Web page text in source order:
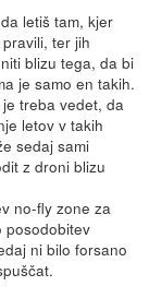
letiš tam, kjer
ter jih
blizu tega, da bi
je samo en takih.
treba vedet, da
letov v takih
sedaj sami
z droni blizu
no-fly zone za
posodobitev
ni bilo forsano